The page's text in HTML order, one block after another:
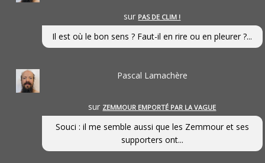
sur PAS DE CLIM !
Il est où le bon sens ? Faut-il en rire ou en pleurer ?...
Pascal Lamachère
sur ZEMMOUR EMPORTÉ PAR LA VAGUE
Souci : il me semble aussi que les Zemmour et ses
supporters ont...